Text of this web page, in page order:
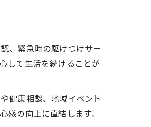
、緊急時の駆けつけサー
して生活を続けることが
健康相談、地域イベント
の向上に直結します。